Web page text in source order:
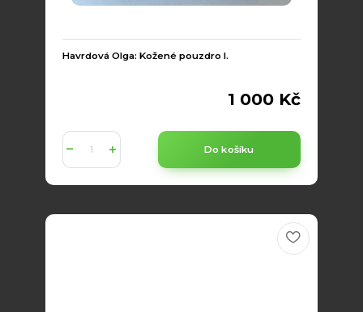
Havrdová Olga: Kožené pouzdro I.
1 000 Kč
Do košíku